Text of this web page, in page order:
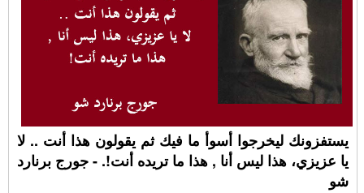
يستفزونك ليخرجوا أسوأ ما فيك ثم يقولون هذا أنت .. لا
يا عزيزي، هذا ليس أنا , هذا ما تريده أنت!. - جورج برنارد
شو